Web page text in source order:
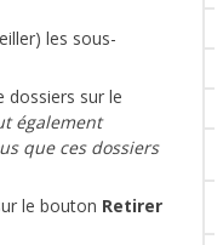
les sous-
dossiers sur le
également
que ces dossiers
le bouton Retirer